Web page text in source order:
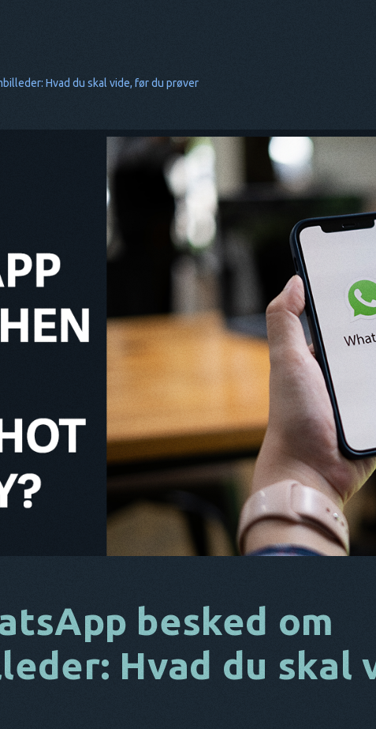
Hvad du skal vide, før du prøver
besked om
Hvad du skal